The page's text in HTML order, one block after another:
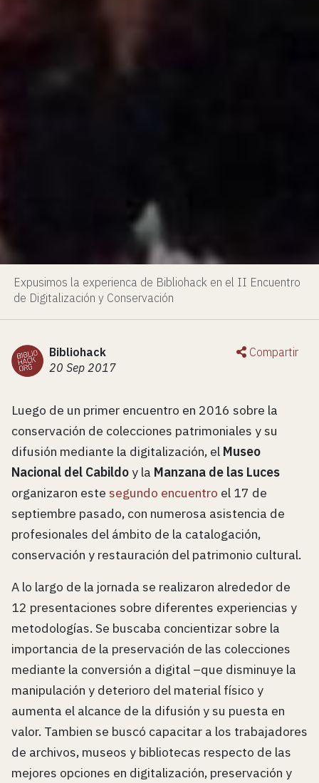
Expusimos la experienca de Bibliohack en el II Encuentro
de Digitalización y Conservación
Compartir
Bibliohack
20 Sep 2017
Luego de un primer encuentro en 2016 sobre la
conservación de colecciones patrimoniales y su
difusión mediante la digitalización, el Museo
Nacional del Cabildo y la Manzana de las Luces
organizaron este segundo encuentro el 17 de
septiembre pasado, con numerosa asistencia de
profesionales del ámbito de la catalogación,
conservación y restauración del patrimonio cultural.
A lo largo de la jornada se realizaron alrededor de
12 presentaciones sobre diferentes experiencias y
metodologías. Se buscaba concientizar sobre la
importancia de la preservación de las colecciones
mediante la conversión a digital –que disminuye la
manipulación y deterioro del material físico y
aumenta el alcance de la difusión y su puesta en
valor. Tambien se buscó capacitar a los trabajadores
de archivos, museos y bibliotecas respecto de las
mejores opciones en digitalización, preservación y